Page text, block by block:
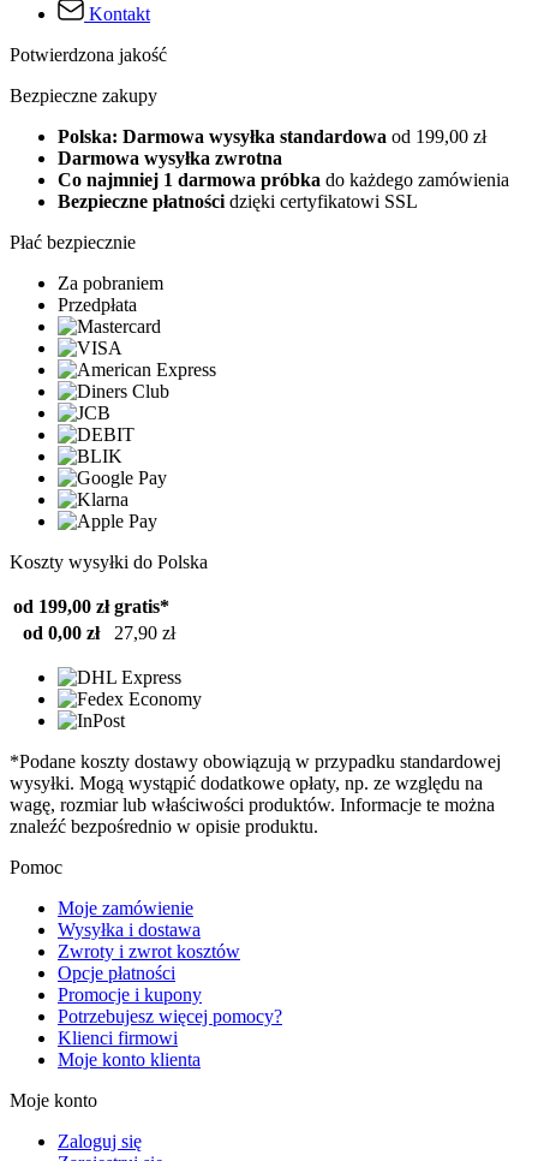
Kontakt
Potwierdzona jakość
Bezpieczne zakupy
Polska: Darmowa wysyłka standardowa od 199,00 zł
Darmowa wysyłka zwrotna
Co najmniej 1 darmowa próbka do każdego zamówienia
Bezpieczne płatności dzięki certyfikatowi SSL
Płać bezpiecznie
Za pobraniem
Przedpłata
Koszty wysyłki do Polska
od 199,00 zł gratis*
od 0,00 zł
27,90 zł
*Podane koszty dostawy obowiązują w przypadku standardowej
wysyłki. Mogą wystąpić dodatkowe opłaty, np. ze względu na
wagę, rozmiar lub właściwości produktów. Informacje te można
znaleźć bezpośrednio w opisie produktu.
Pomoc
Moje zamówienie
Wysyłka i dostawa
Zwroty i zwrot kosztów
Opcje płatności
Promocje i kupony
Potrzebujesz więcej pomocy?
Klienci firmowi
Moje konto klienta
Moje konto
Zaloguj się